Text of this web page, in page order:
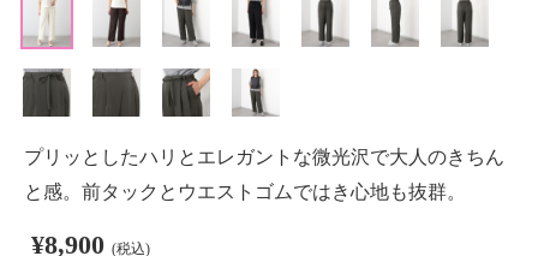
プリッとしたハリとエレガントな微光沢で大人のきちん
と感。前タックとウエストゴムではき心地も抜群。
¥8,900 (税込)